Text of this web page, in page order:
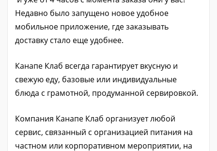
Недавно было запущено новое удобное
мобильное приложение, где заказывать
доставку стало еще удобнее.
Канапе Клаб всегда гарантирует вкусную и
свежую еду, базовые или индивидуальные
блюда с грамотной, продуманной сервировкой.
Компания Канапе Клаб организует любой
сервис, связанный с организацией питания на
частном или корпоративном мероприятии, на